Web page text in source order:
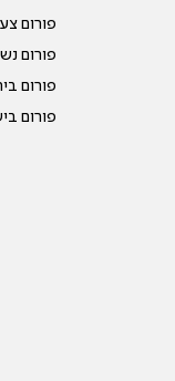
פורום
פורום
פורום
פורום